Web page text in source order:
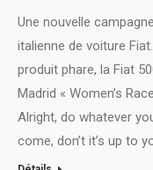
Une nouvelle
italienne de voiture
produit phare, la Fiat
Madrid « Women’s
Alright, do whatever
come, don’t it’s up to